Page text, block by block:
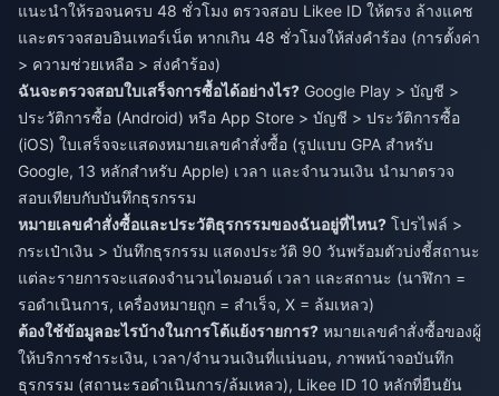
แนะนำให้รอจนครบ 48 ชั่วโมง ตรวจสอบ Likee ID ให้ตรง ล้างแคช
และตรวจสอบอินเทอร์เน็ต หากเกิน 48 ชั่วโมงให้ส่งคำร้อง (การตั้งค่า
> ความช่วยเหลือ > ส่งคำร้อง)
ฉันจะตรวจสอบใบเสร็จการซื้อได้อย่างไร? Google Play > บัญชี >
ประวัติการซื้อ (Android) หรือ App Store > บัญชี > ประวัติการซื้อ
(iOS) ใบเสร็จจะแสดงหมายเลขคำสั่งซื้อ (รูปแบบ GPA สำหรับ
Google, 13 หลักสำหรับ Apple) เวลา และจำนวนเงิน นำมาตรวจ
สอบเทียบกับบันทึกธุรกรรม
หมายเลขคำสั่งซื้อและประวัติธุรกรรมของฉันอยู่ที่ไหน? โปรไฟล์ >
กระเป๋าเงิน > บันทึกธุรกรรม แสดงประวัติ 90 วันพร้อมตัวบ่งชี้สถานะ
แต่ละรายการจะแสดงจำนวนไดมอนด์ เวลา และสถานะ (นาฬิกา =
รอดำเนินการ, เครื่องหมายถูก = สำเร็จ, X = ล้มเหลว)
ต้องใช้ข้อมูลอะไรบ้างในการโต้แย้งรายการ? หมายเลขคำสั่งซื้อของผู้
ให้บริการชำระเงิน, เวลา/จำนวนเงินที่แน่นอน, ภาพหน้าจอบันทึก
ธุรกรรม (สถานะรอดำเนินการ/ล้มเหลว), Likee ID 10 หลักที่ยืนยัน